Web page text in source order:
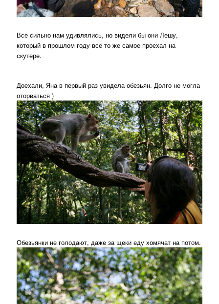
Все сильно нам удивлялись, но видели бы они Лешу,
который в прошлом году все то же самое проехал на
скутере.
Доехали, Яна в первый раз увидела обезьян. Долго не могла
оторваться )
Обезьянки не голодают, даже за щеки еду хомячат на потом.